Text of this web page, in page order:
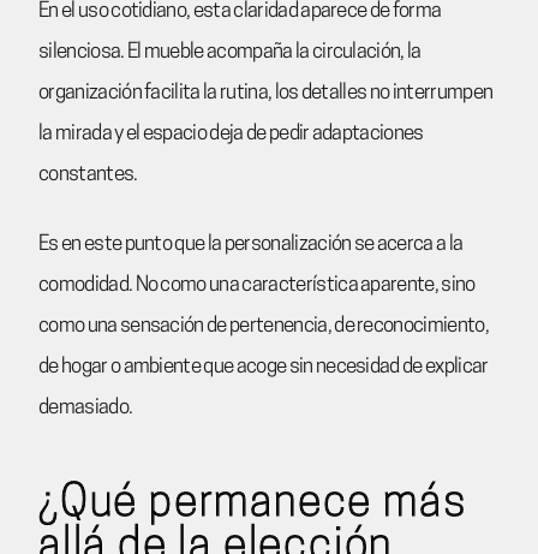
En el uso cotidiano, esta claridad aparece de forma
silenciosa. El mueble acompaña la circulación, la
organización facilita la rutina, los detalles no interrumpen
la mirada y el espacio deja de pedir adaptaciones
constantes.
Es en este punto que la personalización se acerca a la
comodidad. No como una característica aparente, sino
como una sensación de pertenencia, de reconocimiento,
de hogar o ambiente que acoge sin necesidad de explicar
demasiado.
¿Qué permanece más